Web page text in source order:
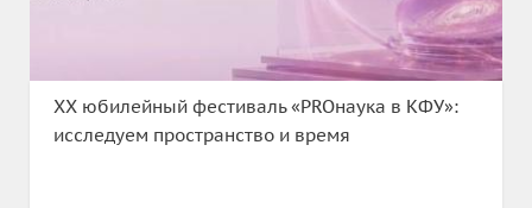
XX юбилейный фестиваль «PROнаука в КФУ»:
исследуем пространство и время